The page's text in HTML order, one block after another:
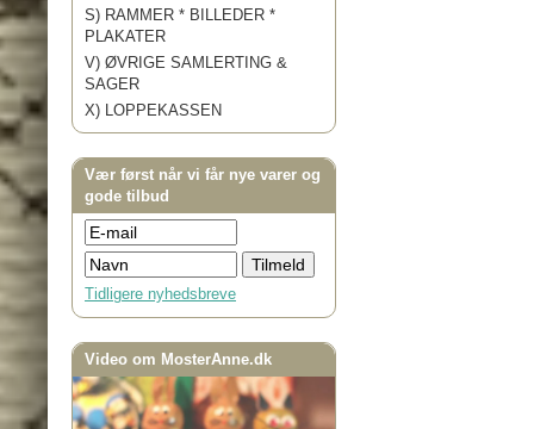
S) RAMMER * BILLEDER *
PLAKATER
V) ØVRIGE SAMLERTING &
SAGER
X) LOPPEKASSEN
Vær først når vi får nye varer og
gode tilbud
Tidligere nyhedsbreve
Video om MosterAnne.dk